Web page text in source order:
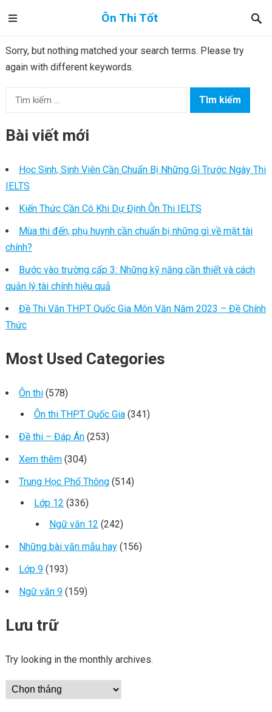
Ôn Thi Tốt
Sorry, but nothing matched your search terms. Please try
again with different keywords.
Tìm
cho:
Bài viết mới
Học Sinh, Sinh Viên Cần Chuẩn Bị Những Gì Trước Ngày Thi
IELTS
Kiến Thức Cần Có Khi Dự Định Ôn Thi IELTS
Mùa thi đến, phụ huynh cần chuẩn bị những gì về mặt tài
chính?
Bước vào trường cấp 3: Những kỹ năng cần thiết và cách
quản lý tài chính hiệu quả
Đề Thi Văn THPT Quốc Gia Môn Văn Năm 2023 – Đề Chính
Thức
Most Used Categories
Ôn thi(578)
Ôn thi THPT Quốc Gia(341)
Đề thi – Đáp Án(253)
Xem thêm(304)
Trung Học Phổ Thông(514)
Lớp 12 (336)
Ngữ văn 12 (242)
Những bài văn mẫu hay(156)
Lớp 9(193)
Ngữ văn 9(159)
Lưu trữ
Try looking in the monthly archives.
Lưu